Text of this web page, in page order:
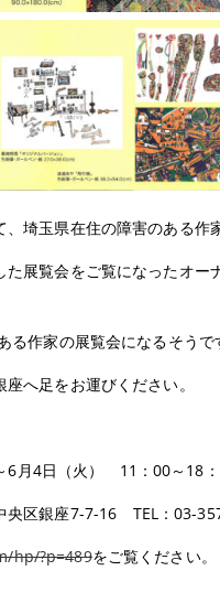
埼玉県在住の障害のある作
展覧会をご覧になったオ
作家の展覧会になるそうで
へ足をお運びください。
6月4日（火） 11：00～18
央区銀座7-7-16 TEL：03-
hp/?p=489をご覧ください。